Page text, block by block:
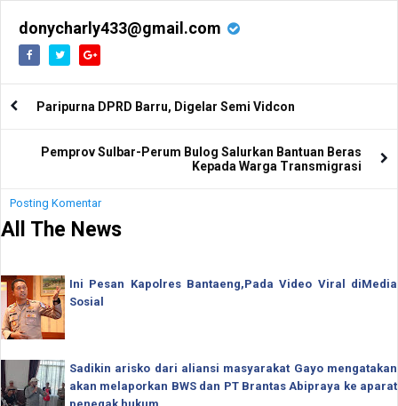
donycharly433@gmail.com
Paripurna DPRD Barru, Digelar Semi Vidcon
Pemprov Sulbar-Perum Bulog Salurkan Bantuan Beras
Kepada Warga Transmigrasi
Posting Komentar
All The News
Ini Pesan Kapolres Bantaeng,Pada Video Viral diMedia
Sosial
Sadikin arisko dari aliansi masyarakat Gayo mengatakan
akan melaporkan BWS dan PT Brantas Abipraya ke aparat